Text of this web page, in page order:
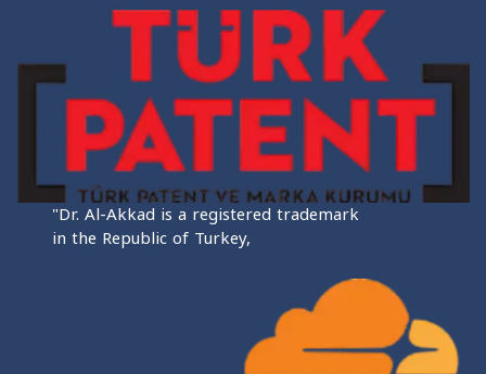
"Dr. Al-Akkad is a registered trademark
in the Republic of Turkey,